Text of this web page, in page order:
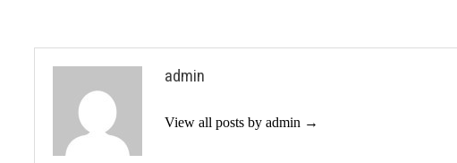
admin
View all posts by admin →